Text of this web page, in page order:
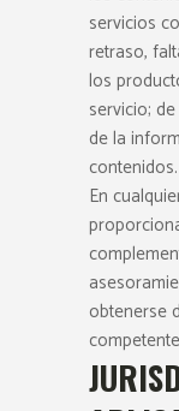
servicios
retraso,
los
servicio;
de la
contenidos.
En
obtenerse